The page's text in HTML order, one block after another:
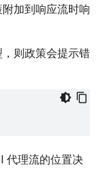
加到响应流时响
则政策会提示错
代理流的位置决